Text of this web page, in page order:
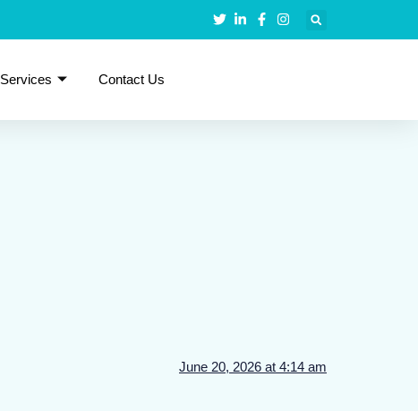
Services Contact Us
June 20, 2026 at 4:14 am